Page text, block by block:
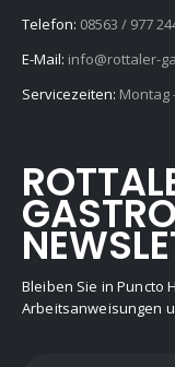
Telefon: 08563 / 977
E-Mail: info@rottaler-
Servicezeiten: Montag
Bleiben Sie in Puncto
Arbeitsanweisungen